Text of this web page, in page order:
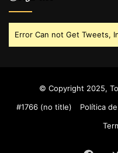
Error Can not Get Tweets,
© Copyright 2025,
#1766 (no title)
Política